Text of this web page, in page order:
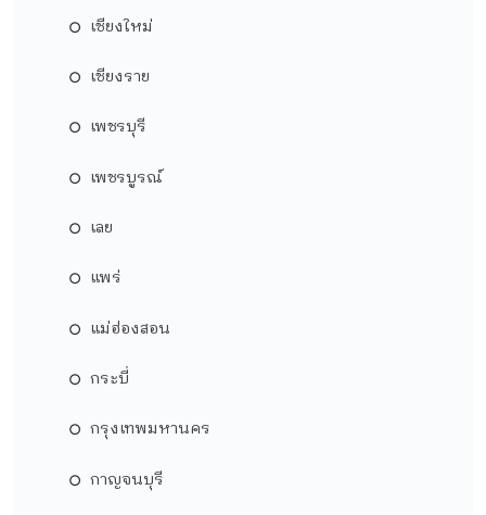
เชียงใหม่
เชียงราย
เพชรบุรี
เพชรบูรณ์
เลย
แพร่
แม่ฮ่องสอน
กระบี่
กรุงเทพมหานคร
กาญจนบุรี